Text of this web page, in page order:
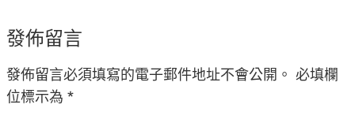
發佈留言
發佈留言必須填寫的電子郵件地址不會公開。 必填欄
位標示為 *